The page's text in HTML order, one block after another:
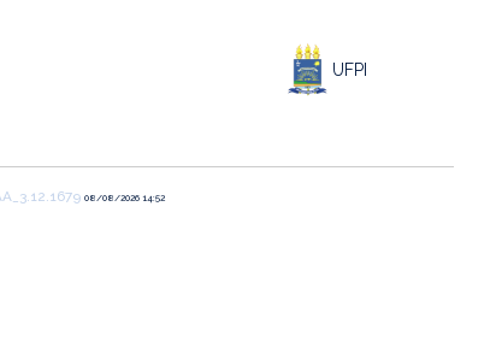
UFPI
08/08/2026 14:52